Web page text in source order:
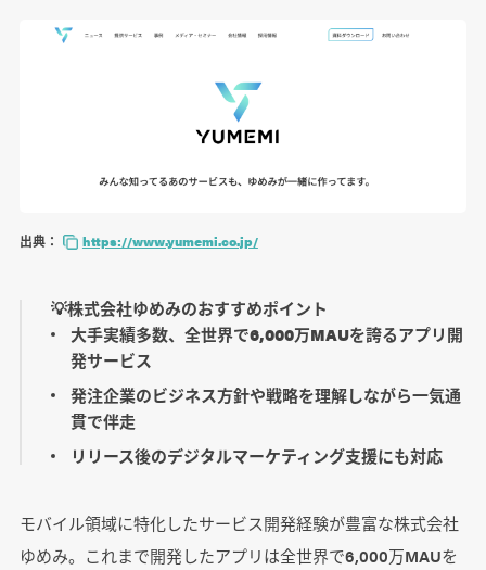
出典： https://www.yumemi.co.jp/
💡株式会社ゆめみのおすすめポイント
大手実績多数、全世界で6,000万MAUを誇るアプリ開
発サービス
発注企業のビジネス方針や戦略を理解しながら一気通
貫で伴走
リリース後のデジタルマーケティング支援にも対応
モバイル領域に特化したサービス開発経験が豊富な株式会社
ゆめみ。これまで開発したアプリは全世界で6,000万MAUを